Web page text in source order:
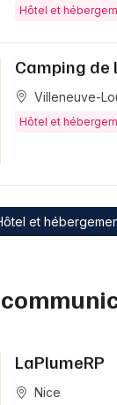
Hôtel et
Camping
Villeneuve-
Hôtel et
et
LaPlumeRP
Nice